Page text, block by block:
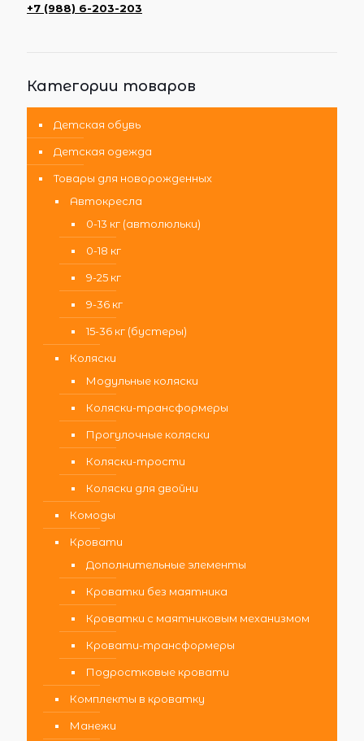
+7 (988) 6-203-203
Категории товаров
Детская обувь
Детская одежда
Товары для новорожденных
Автокресла
0-13 кг (автолюльки)
0-18 кг
9-25 кг
9-36 кг
15-36 кг (бустеры)
Коляски
Модульные коляски
Коляски-трансформеры
Прогулочные коляски
Коляски-трости
Коляски для двойни
Комоды
Кровати
Дополнительные элементы
Кроватки без маятника
Кроватки с маятниковым механизмом
Кровати-трансформеры
Подростковые кровати
Комплекты в кроватку
Манежи